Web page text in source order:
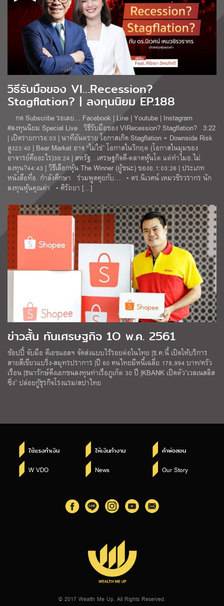
วิธีรับมือของ VI…Recession?
Stagflation? | ลงทุนนิยม EP.188
กด Subscribe รอเลย… Facebook | Line | Youtube | Instagram
#ลงทุนนิยม Special Live วิธีรับมือของ VIRecession? Stagflation? 3:22
| เปิดรายการ6:03 | นาทีอันตราย โอกาสเกิด Stagflation + Downside Risk
สูง23:40 | Bear Market อาจ “ไม่ใช่” โอกาสในวิกฤต (โอกาสในมุมของ
อาจารย์คืออะไร)39:24 | สหรัฐ…เศรษฐกิจดี-ตลาดหุ้นโต แต่ทำไมอ.ไม่
ลงทุน?44:43 | วิธีเลือกหุ้น The Winner (ผู้ชนะ) ของอ.1:03:26 | ประเภท
หนังสือที่อ. กำลังศึกษา ร่วมพูดคุยกับ… • ดร.นิเวศน์ เหมวชิรวรากร นัก
ลงทุนหุ้นคุณค่า • ศิรัถยา […]
ข่าวสั้น ทันเศรษฐกิจ 1O พ.ค. 2561
ช้อปปี้ จับมือ ดีเอชแอลฯ จัดส่งแบบไร้รอยต่อในไทย |ธ.ค.นี้ เปิดให้บริการ
สายสีเขียวแบริ่ง-สมุทรปราการ |ปี 60 คนไทยมีหนี้เฉลี่ย 178,994 บาท/ครัว
เรือน |ธนารักษ์ดึงเอกชนลงทุนท่าเรือภูเก็ต 30 ปี |KBANK เปิดตัว”เวลเนสลิส
ซิ่ง” ปล่อยกู้ธุรกิจโรงแรม/สปาไทย
ใช้แรงทำเงิน ให้เงินทำงาน คำพ่อสอน
W VDO News Our Story
© 2017 Wealth Me Up. All Rights Reserved.